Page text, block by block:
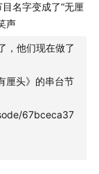
、对本期内容感
评论区听见你
级内容形态
名字变成了“无厘
声
，他们现在做了
厘头》的串台节
67bceca37